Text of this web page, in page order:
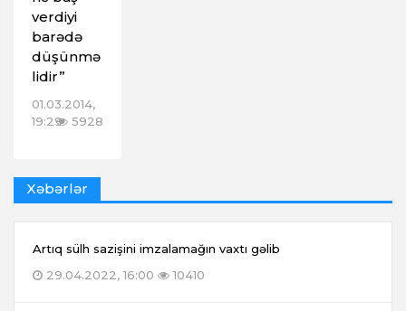
verdiyi
barədə
düşünmə
lidir”
01.03.2014,
19:29
5928
Xəbərlər
Artıq sülh sazişini imzalamağın vaxtı gəlib
29.04.2022, 16:00
10410